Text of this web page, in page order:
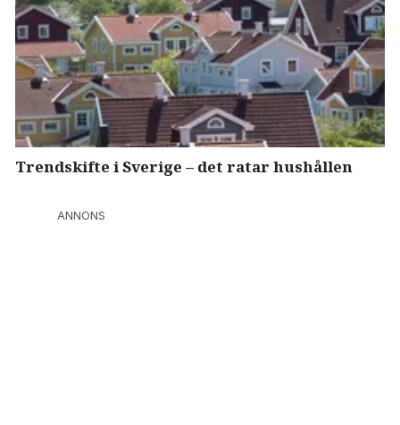
Trendskifte i Sverige – det ratar hushållen
ANNONS